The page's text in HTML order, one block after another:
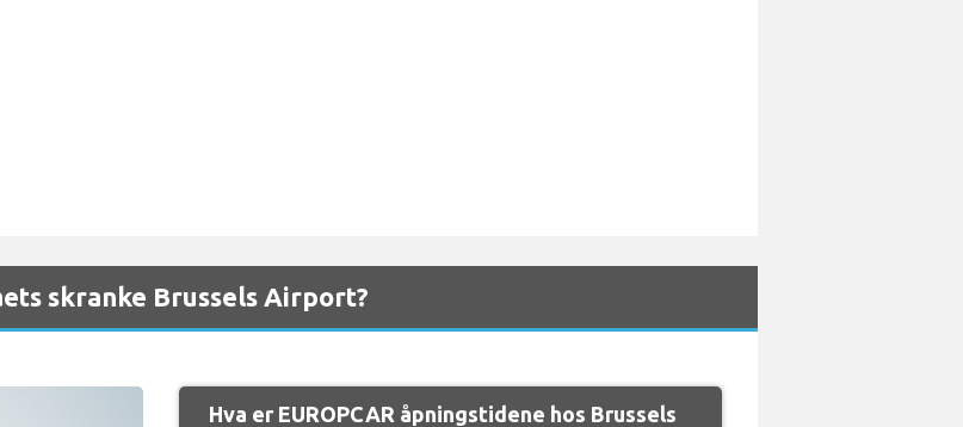
skranke Brussels Airport?
Hva er EUROPCAR åpningstidene hos Brussels